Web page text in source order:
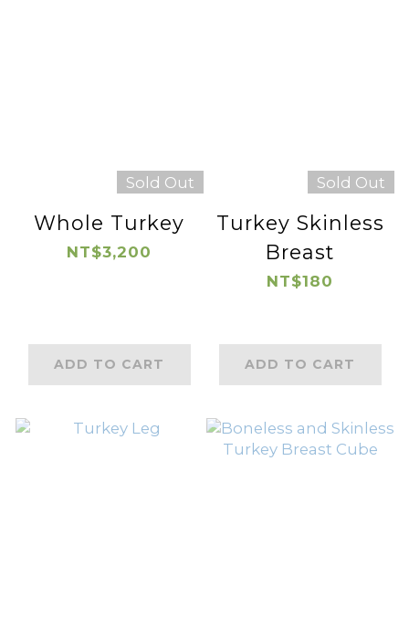
Sold Out
Whole Turkey
NT$3,200
ADD TO CART
Sold Out
Turkey Skinless
Breast
NT$180
ADD TO CART